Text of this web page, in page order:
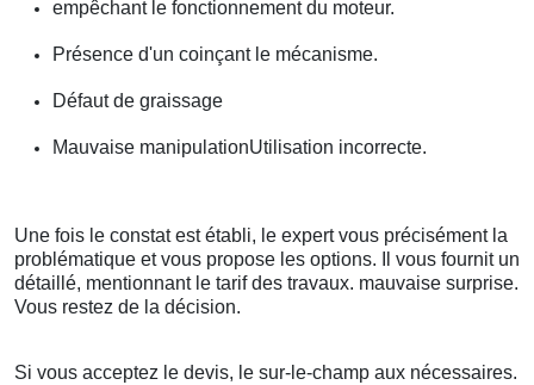
empêchant le fonctionnement du moteur.
Présence d'un coinçant le mécanisme.
Défaut de graissage
Mauvaise manipulationUtilisation incorrecte.
Une fois le constat est établi, le expert vous précisément la
problématique et vous propose les options. Il vous fournit un
détaillé, mentionnant le tarif des travaux. mauvaise surprise.
Vous restez de la décision.
Si vous acceptez le devis, le sur-le-champ aux nécessaires.